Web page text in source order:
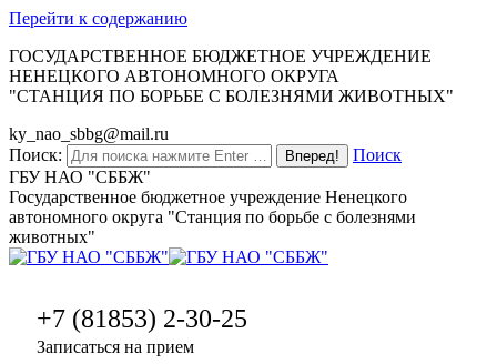
Перейти к содержанию
ГОСУДАРСТВЕННОЕ БЮДЖЕТНОЕ УЧРЕЖДЕНИЕ
НЕНЕЦКОГО АВТОНОМНОГО ОКРУГА
"СТАНЦИЯ ПО БОРЬБЕ С БОЛЕЗНЯМИ ЖИВОТНЫХ"
ky_nao_sbbg@mail.ru
Поиск:
Поиск
ГБУ НАО "СББЖ"
Государственное бюджетное учреждение Ненецкого
автономного округа "Станция по борьбе с болезнями
животных"
+7 (81853) 2-30-25
Записаться на прием